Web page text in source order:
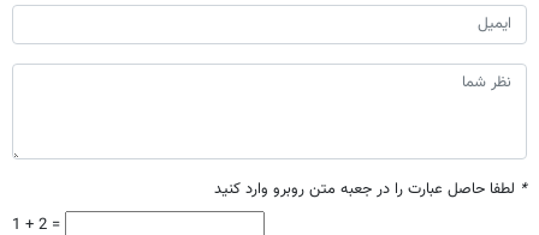
* لطفا حاصل عبارت را در جعبه متن روبرو وارد کنید
1 + 2 =